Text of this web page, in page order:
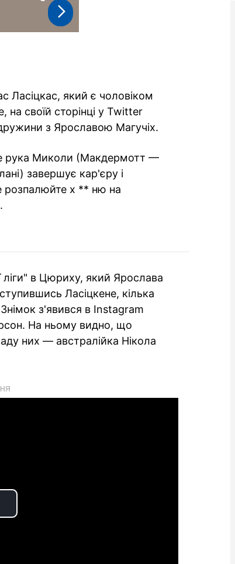
Ласіцкас, який є чоловіком
на своїй сторінці у Twitter
з Ярославою Магучіх.
рука Миколи (Макдермотт —
завершує кар'єру і
розпалюйте х ** ню на
ліги" в Цюриху, який Ярослава
Ласіцкене, кілька
з'явився в Instagram
На ньому видно, що
них — австралійка Нікола